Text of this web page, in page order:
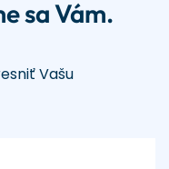
sa Vám.
Vašu